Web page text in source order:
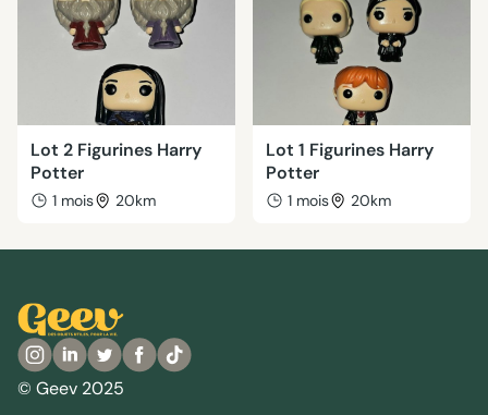
Lot 2 Figurines Harry
Potter
1 mois 20km
Lot 1 Figurines Harry
Potter
1 mois 20km
© Geev 2025